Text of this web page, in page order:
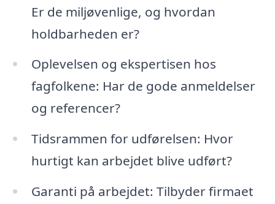
Er de miljøvenlige, og hvordan
holdbarheden er?
Oplevelsen og ekspertisen hos
fagfolkene: Har de gode anmeldelser
og referencer?
Tidsrammen for udførelsen: Hvor
hurtigt kan arbejdet blive udført?
Garanti på arbejdet: Tilbyder firmaet